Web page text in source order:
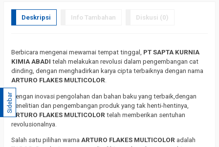
Deskripsi Info Tambahan Diskusi (0)
Berbicara mengenai mewarnai tempat tinggal, PT SAPTA KURNIA
KIMIA ABADI telah melakukan revolusi dalam pengembangan cat
dinding, dengan menghadirkan karya cipta terbaiknya dengan nama
ARTURO FLAKES MULTICOLOR.
Dengan inovasi pengolahan dan bahan baku yang terbaik,dengan
penelitian dan pengembangan produk yang tak henti-hentinya,
ARTURO FLAKES MULTICOLOR telah memberikan sentuhan
revolusionalnya.
Salah satu pilihan warna ARTURO FLAKES MULTICOLOR adalah
Sidebar